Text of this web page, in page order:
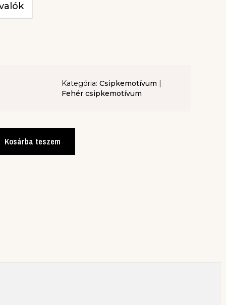
Kategória: Csipkemotívum |
Fehér csipkemotívum
Kosárba teszem